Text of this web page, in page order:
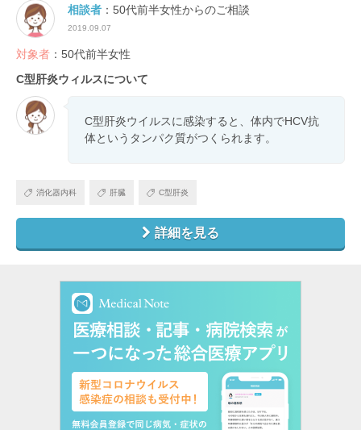
相談者 ：50代前半女性からのご相談
2019.09.07
対象者 ：50代前半女性
C型肝炎ウィルスについて
C型肝炎ウイルスに感染すると、体内でHCV抗
体というタンパク質がつくられます。
消化器内科 肝臓 C型肝炎
詳細を見る